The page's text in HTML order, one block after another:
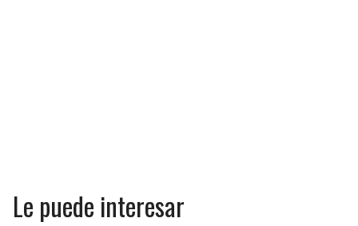
Le puede interesar